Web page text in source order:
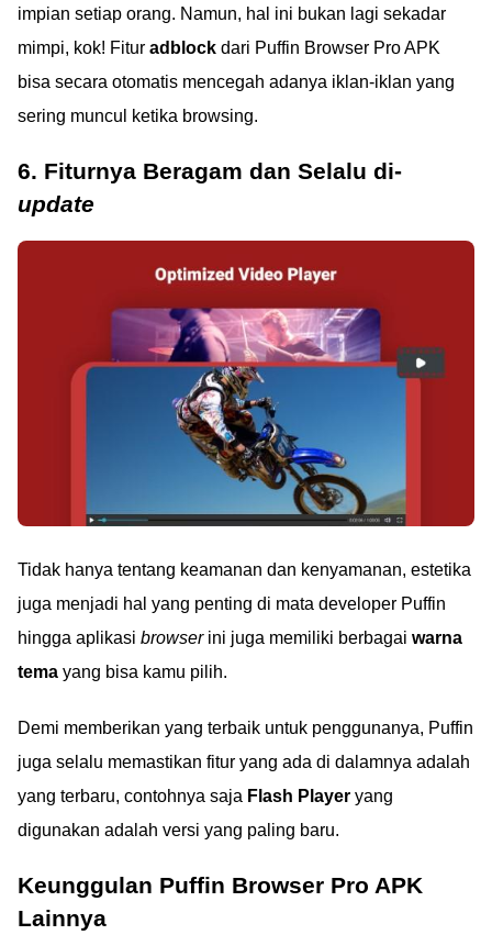
impian setiap orang. Namun, hal ini bukan lagi sekadar
mimpi, kok! Fitur adblock dari Puffin Browser Pro APK
bisa secara otomatis mencegah adanya iklan-iklan yang
sering muncul ketika browsing.
6. Fiturnya Beragam dan Selalu di-
update
Tidak hanya tentang keamanan dan kenyamanan, estetika
juga menjadi hal yang penting di mata developer Puffin
hingga aplikasi browserini juga memiliki berbagai warna
tema yang bisa kamu pilih.
Demi memberikan yang terbaik untuk penggunanya, Puffin
juga selalu memastikan fitur yang ada di dalamnya adalah
yang terbaru, contohnya saja Flash Player yang
digunakan adalah versi yang paling baru.
Keunggulan Puffin Browser Pro APK
Lainnya